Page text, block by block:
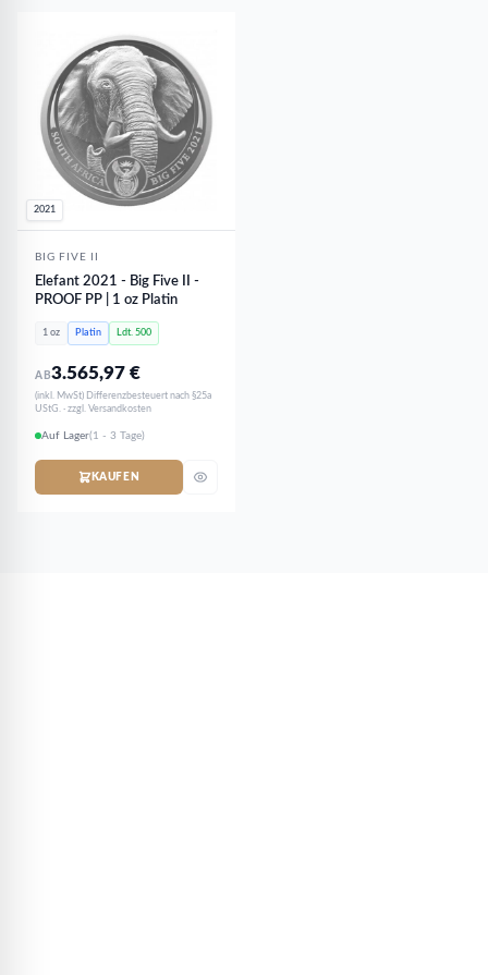
2021
BIG FIVE II
Elefant 2021 - Big Five II -
PROOF PP | 1 oz Platin
1 oz Platin Ldt. 500
AB3.565,97€
(inkl. MwSt) Differenzbesteuert nach §25a
UStG. · zzgl. Versandkosten
Auf Lager(1 - 3 Tage)
KAUFEN